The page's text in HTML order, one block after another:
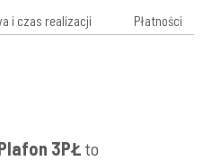
i czas realizacji Płatności
3PŁ to